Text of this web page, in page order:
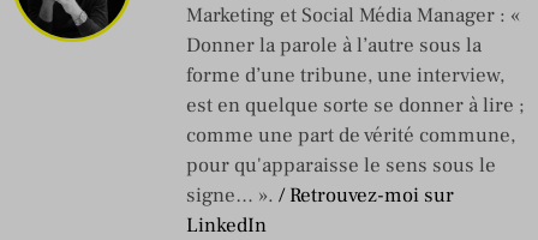
Marketing et Social Média Manager : «
Donner la parole à l’autre sous la
forme d’une tribune, une interview,
est en quelque sorte se donner à lire ;
comme une part de vérité commune,
pour qu'apparaisse le sens sous le
signe… ». / Retrouvez-moi sur
LinkedIn